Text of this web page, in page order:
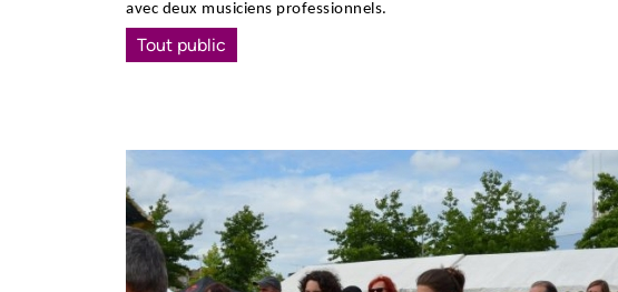
avec deux musiciens professionnels.
Tout public